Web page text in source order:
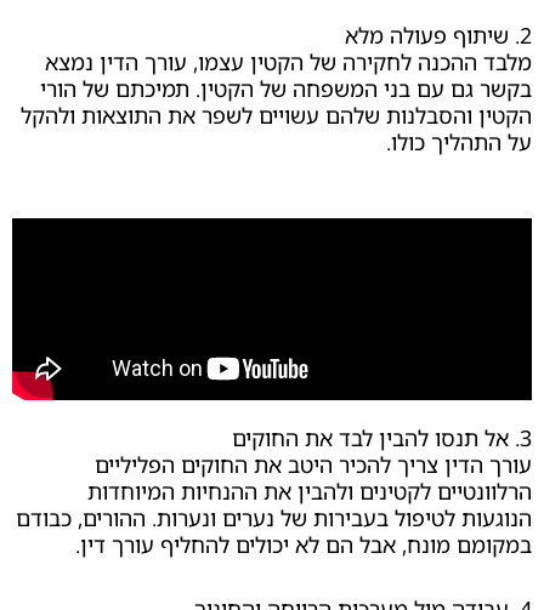
לחקירה של הקטין עצמו, עורך הדין נמצא
עם בני המשפחה של הקטין. תמיכתם של הורי
שלהם עשויים לשפר את התוצאות ולהקל
כולו.
צריך להכיר היטב את החוקים הפליליים
לקטינים ולהבין את ההנחיות המיוחדות
לטיפול בעבירות של נערים ונערות. ההורים, כבודם
מונח, אבל הם לא יכולים להחליף עורך דין.